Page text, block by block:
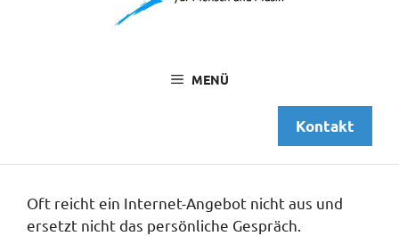
MENÜ
Kontakt
Oft reicht ein Internet-Angebot nicht aus und
ersetzt nicht das persönliche Gespräch.